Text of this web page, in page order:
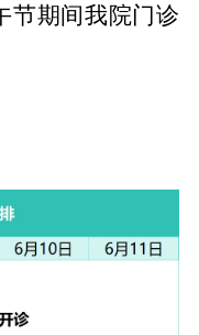
节期间我院门诊